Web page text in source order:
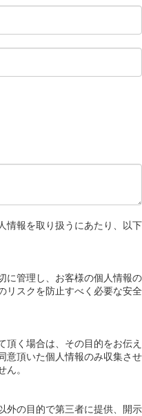
情報を取り扱うにあたり、以下
に管理し、お客様の個人情報の
リスクを防止すべく必要な安全
く場合は、その目的をお伝え
意頂いた個人情報のみ収集させ
。
外の目的で第三者に提供、開示